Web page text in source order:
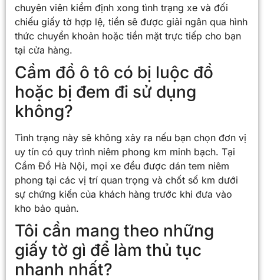
chuyên viên kiểm định xong tình trạng xe và đối
chiếu giấy tờ hợp lệ, tiền sẽ được giải ngân qua hình
thức chuyển khoản hoặc tiền mặt trực tiếp cho bạn
tại cửa hàng.
Cầm đồ ô tô có bị luộc đồ
hoặc bị đem đi sử dụng
không?
Tình trạng này sẽ không xảy ra nếu bạn chọn đơn vị
uy tín có quy trình niêm phong km minh bạch. Tại
Cầm Đồ Hà Nội, mọi xe đều được dán tem niêm
phong tại các vị trí quan trọng và chốt số km dưới
sự chứng kiến của khách hàng trước khi đưa vào
kho bảo quản.
Tôi cần mang theo những
giấy tờ gì để làm thủ tục
nhanh nhất?